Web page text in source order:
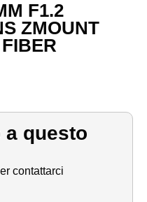
F1.2
ZMOUNT
a questo
contattarci